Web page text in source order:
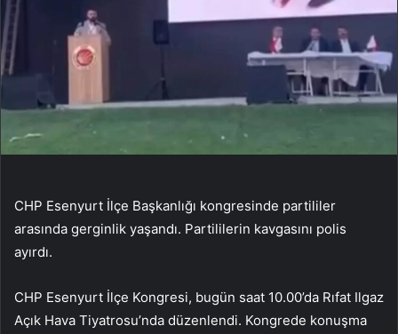
CHP Esenyurt İlçe Başkanlığı kongresinde partililer
arasında gerginlik yaşandı. Partililerin kavgasını polis
ayırdı.
CHP Esenyurt İlçe Kongresi, bugün saat 10.00’da Rıfat Ilgaz
Açık Hava Tiyatrosu’nda düzenlendi. Kongrede konuşma